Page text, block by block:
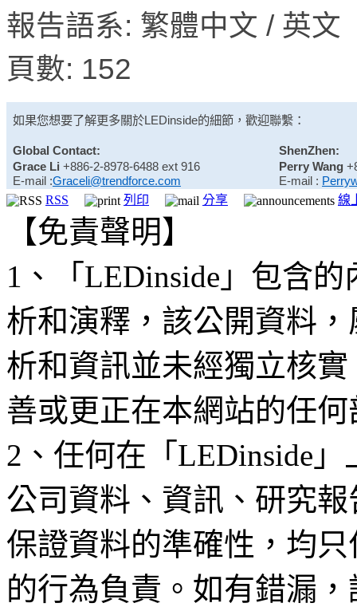
報告語系: 繁體中文 / 英文
頁數: 152
如果您想要了解更多關於LEDinside的細節，歡迎聯繫：
Global Contact:
ShenZhen:
Grace Li +886-2-8978-6488 ext 916
E-mail :Graceli@trendforce.com
Perry Wang
E-mail :
RSS
列印 分享 線
【免責聲明】
1、「LEDinside」包含
析和演釋，該公開資料
析和資訊並未經獨立核
善或更正在本網站的任
2、任何在「LEDinside
公司資料、資訊、研究
保證資料的準確性，均
的行為負責。如有錯漏